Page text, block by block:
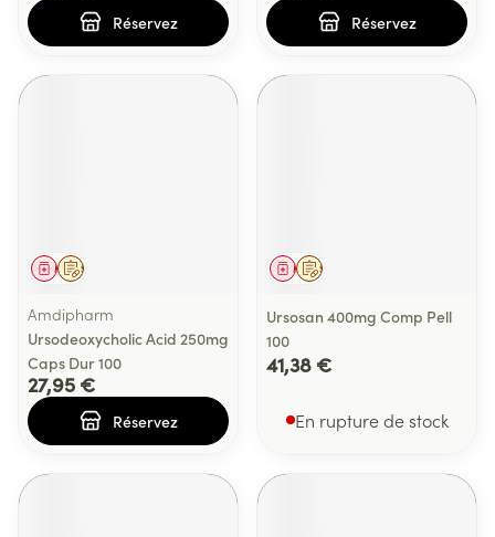
Réservez Réservez
Sur prescription
Médicament
Amdipharm
Ursodeoxycholic Acid 250mg
Caps Dur 100
27,95 €
Réservez
Sur prescription
Médicament
Ursosan 400mg Comp Pell
100
41,38 €
En rupture de stock